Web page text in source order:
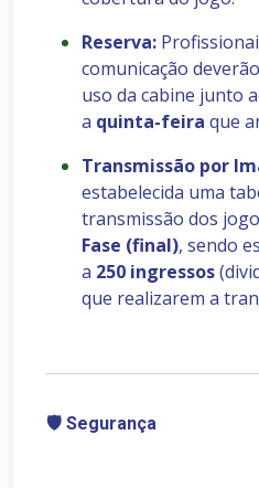
Reserva:
comunicação
uso da cabine junto
a quinta-feira que
Transmissão por
estabelecida uma
transmissão dos
Fase (final), sendo
a 250 ingressos
que realizarem a
🛡️ Segurança